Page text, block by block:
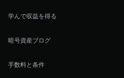
学んで収益を得る
暗号資産ブログ
手数料と条件